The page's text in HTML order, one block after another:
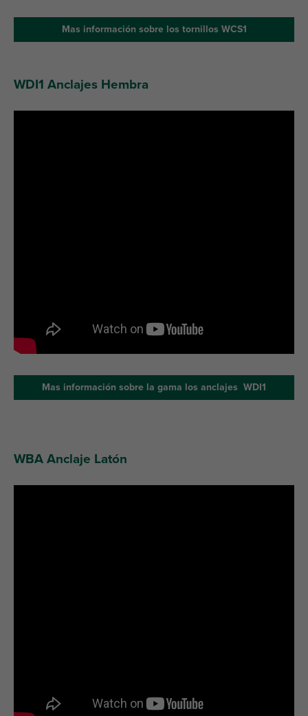
Mas información sobre los tornillos WCS1
WDI1 Anclajes Hembra
Mas información sobre la gama los anclajes WDI1
WBA Anclaje Latón